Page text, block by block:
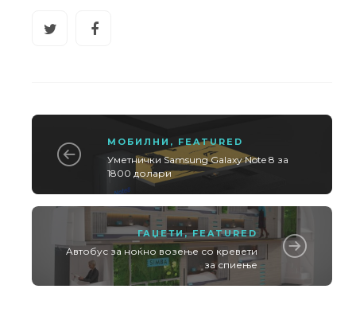
МОБИЛНИ , FEATURED
Уметнички Samsung Galaxy Note 8 за
1800 долари
ГАЏЕТИ,FEATURED
Aвтобус за ноќно возење со кревети
за спиење